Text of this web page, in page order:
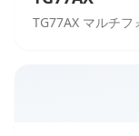
TG77AX マルチ